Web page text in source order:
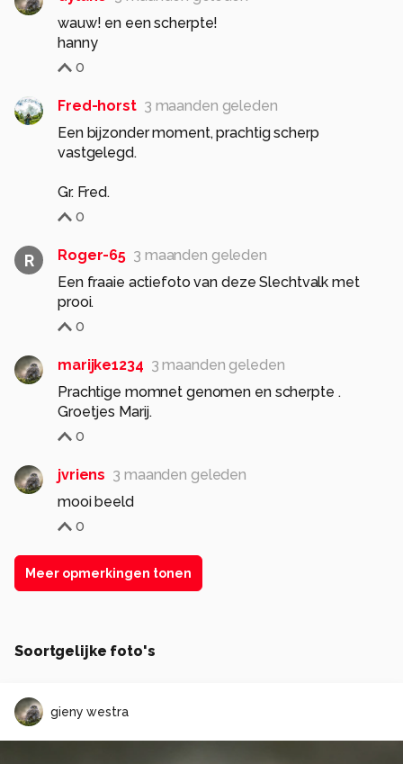
wauw! en een scherpte!
hanny
0
Fred-horst 3 maanden geleden
Een bijzonder moment, prachtig scherp
vastgelegd.
Gr. Fred.
0
R Roger-65 3 maanden geleden
Een fraaie actiefoto van deze Slechtvalk met
prooi.
0
marijke1234 3 maanden geleden
Prachtige momnet genomen en scherpte .
Groetjes Marij.
0
jvriens 3 maanden geleden
mooi beeld
0
Meer opmerkingen tonen
Soortgelijke foto's
gieny westra